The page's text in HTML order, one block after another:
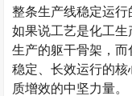
整条生产线稳定运
如果说工艺是化工
生产的躯干骨架，而
稳定、长效运行的
质增效的中坚力量。